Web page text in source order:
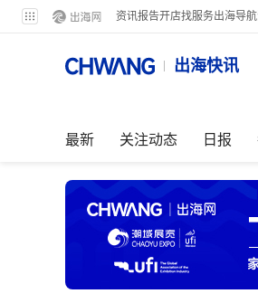
资讯报告开店找服务出海导航
出海快讯
最新 关注动态 日报